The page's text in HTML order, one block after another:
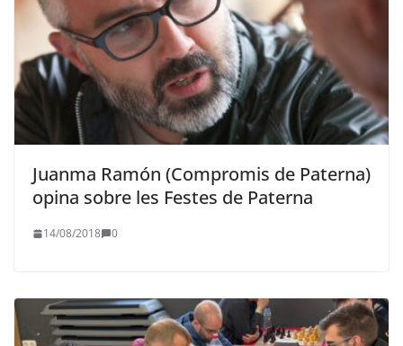
Juanma Ramón (Compromis de Paterna)
opina sobre les Festes de Paterna
14/08/2018 0